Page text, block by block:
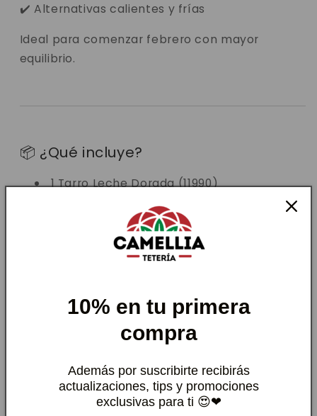
✔️ Alternativas calientes y frías
Ideal para comenzar febrero con mayor
equilibrio.
📦 ¿Qué incluye?
1 Tarro Leche Dorada (11990)
1 Tarro Té Rojo Pu-erh (6990)
1 Tarro EVA (6990)
Valor individual: $25.970
💡 Cómo usarlo
☀️ Mañana: Pu-erh
10% en tu primera
compra
Además por suscribirte recibirás
actualizaciones, tips y promociones
exclusivas para ti 😍❤